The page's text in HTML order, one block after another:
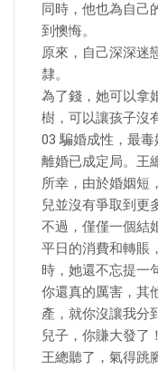
同時，他也為自己
到懊悔。
原來，自己深深迷
隸。
為了錢，她可以拿
樹，可以讓孩子沒
03 騙婚成性，最毒
離婚已成定局。王
所幸，由於婚姻短
兒並沒有爭取到更
不過，僅僅一個結
平日的消費和轉賬
時，她還不忘提一
你還真的厲害，其
產，就你沒讓我分
兒子，你賺大發了！
王總聽了，氣得跳